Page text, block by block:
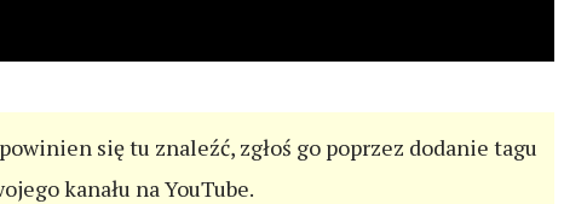
się tu znaleźć, zgłoś go poprzez dodanie tagu
kanału na YouTube.